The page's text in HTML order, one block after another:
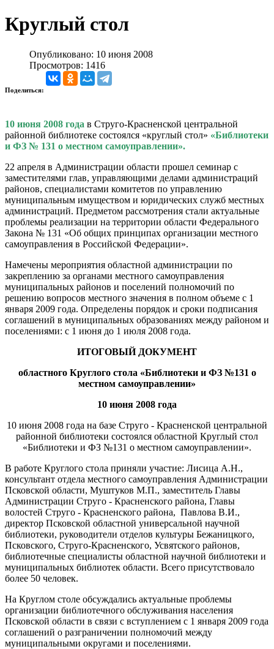
Круглый стол
Опубликовано: 10 июня 2008
Просмотров: 1416
Поделиться:
10 июня 2008 года в Струго-Красненской центральной
районной библиотеке состоялся «круглый стол» «Библиотеки
и ФЗ № 131 о местном самоуправлении».
22 апреля в Администрации области прошел семинар с
заместителями глав, управляющими делами администраций
районов, специалистами комитетов по управлению
муниципальным имуществом и юридических служб местных
администраций. Предметом рассмотрения стали актуальные
проблемы реализации на территории области Федерального
Закона № 131 «Об общих принципах организации местного
самоуправления в Российской Федерации».
Намечены мероприятия областной администрации по
закреплению за органами местного самоуправления
муниципальных районов и поселений полномочий по
решению вопросов местного значения в полном объеме с 1
января 2009 года. Определены порядок и сроки подписания
соглашений в муниципальных образованиях между районом и
поселениями: с 1 июня до 1 июля 2008 года.
ИТОГОВЫЙ ДОКУМЕНТ
областного Круглого стола «Библиотеки и ФЗ №131 о
местном самоуправлении»
10 июня 2008 года
10 июня 2008 года на базе Струго - Красненской центральной
районной библиотеки состоялся областной Круглый стол
«Библиотеки и ФЗ №131 о местном самоуправлении».
В работе Круглого стола приняли участие: Лисица А.Н.,
консультант отдела местного самоуправления Администрации
Псковской области, Муштуков М.П., заместитель Главы
Администрации Струго - Красненского района, Главы
волостей Струго - Красненского района, Павлова В.И.,
директор Псковской областной универсальной научной
библиотеки, руководители отделов культуры Бежаницкого,
Псковского, Струго-Красненского, Усвятского районов,
библиотечные специалисты областной научной библиотеки и
муниципальных библиотек области. Всего присутствовало
более 50 человек.
На Круглом столе обсуждались актуальные проблемы
организации библиотечного обслуживания населения
Псковской области в связи с вступлением с 1 января 2009 года
соглашений о разграничении полномочий между
муниципальными округами и поселениями.